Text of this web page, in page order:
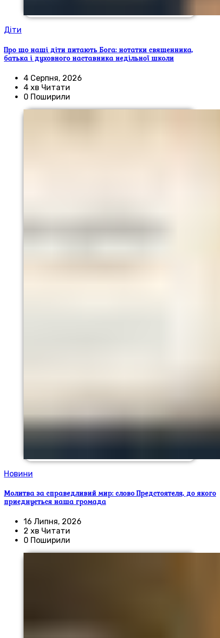
Діти
Про що наші діти питають Бога: нотатки священника,
батька і духовного наставника недільної школи
4 Серпня, 2026
4 хв Читати
0 Поширили
Новини
Молитва за справедливий мир: слово Предстоятеля, до якого
приєднується наша громада
16 Липня, 2026
2 хв Читати
0 Поширили